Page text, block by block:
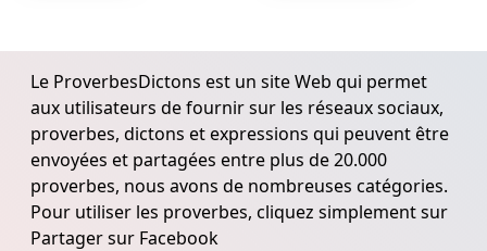
Le ProverbesDictons est un site Web qui permet
aux utilisateurs de fournir sur les réseaux sociaux,
proverbes, dictons et expressions qui peuvent être
envoyées et partagées entre plus de 20.000
proverbes, nous avons de nombreuses catégories.
Pour utiliser les proverbes, cliquez simplement sur
Partager sur Facebook